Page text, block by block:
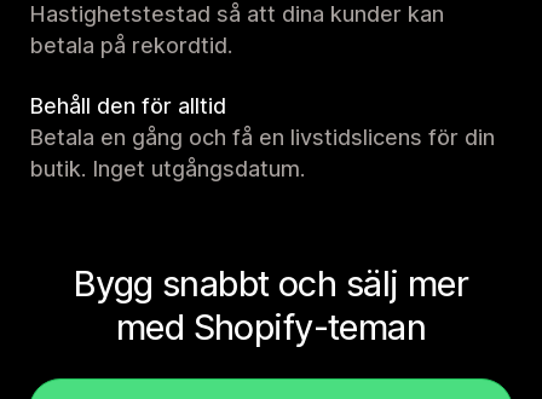
Hastighetstestad så att dina kunder kan
betala på rekordtid.
Behåll den för alltid
Betala en gång och få en livstidslicens för din
butik. Inget utgångsdatum.
Bygg snabbt och sälj mer
med Shopify-teman